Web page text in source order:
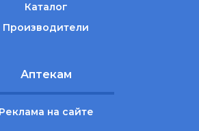
Каталог
Производители
Аптекам
Реклама на сайте